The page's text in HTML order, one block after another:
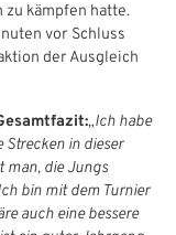
kämpfen hatte.
vor Schluss
der Ausgleich
„Ich habe
Strecken in dieser
man, die Jungs
bin mit dem Turnier
auch eine bessere